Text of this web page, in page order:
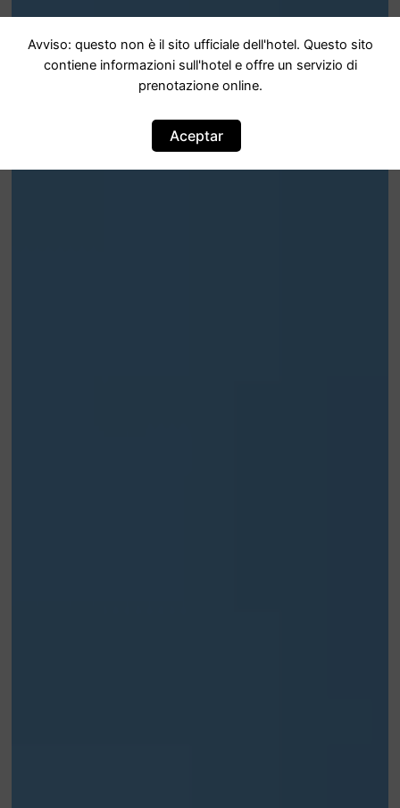
Avviso: questo non è il sito ufficiale dell'hotel. Questo sito
contiene informazioni sull'hotel e offre un servizio di
prenotazione online.
Aceptar